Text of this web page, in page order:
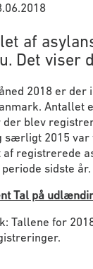
af
Det viser
2018 er
Antallet
der blev
særligt 2015
registrerede
periode sidste
Tal på
Tallene for